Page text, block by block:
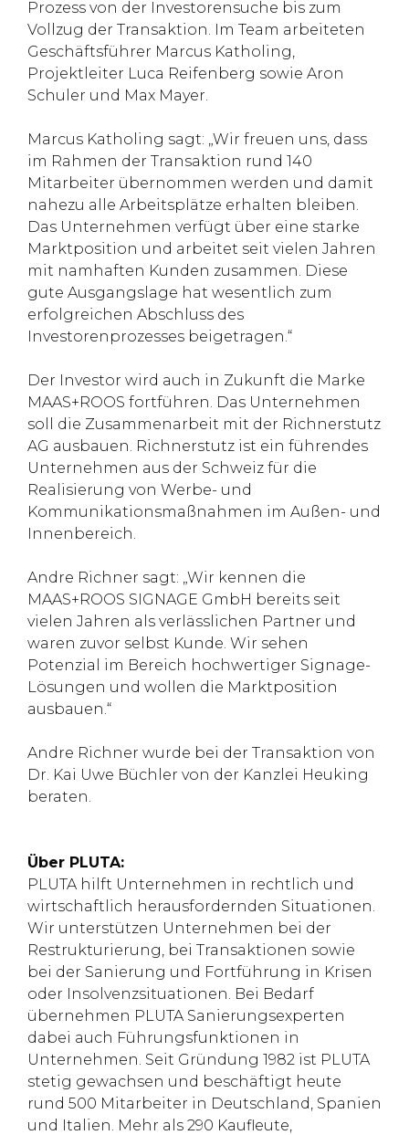
Prozess von der Investorensuche bis zum
Vollzug der Transaktion. Im Team arbeiteten
Geschäftsführer Marcus Katholing,
Projektleiter Luca Reifenberg sowie Aron
Schuler und Max Mayer.
Marcus Katholing sagt: „Wir freuen uns, dass
im Rahmen der Transaktion rund 140
Mitarbeiter übernommen werden und damit
nahezu alle Arbeitsplätze erhalten bleiben.
Das Unternehmen verfügt über eine starke
Marktposition und arbeitet seit vielen Jahren
mit namhaften Kunden zusammen. Diese
gute Ausgangslage hat wesentlich zum
erfolgreichen Abschluss des
Investorenprozesses beigetragen.“
Der Investor wird auch in Zukunft die Marke
MAAS+ROOS fortführen. Das Unternehmen
soll die Zusammenarbeit mit der Richnerstutz
AG ausbauen. Richnerstutz ist ein führendes
Unternehmen aus der Schweiz für die
Realisierung von Werbe- und
Kommunikationsmaßnahmen im Außen- und
Innenbereich.
Andre Richner sagt: „Wir kennen die
MAAS+ROOS SIGNAGE GmbH bereits seit
vielen Jahren als verlässlichen Partner und
waren zuvor selbst Kunde. Wir sehen
Potenzial im Bereich hochwertiger Signage-
Lösungen und wollen die Marktposition
ausbauen.“
Andre Richner wurde bei der Transaktion von
Dr. Kai Uwe Büchler von der Kanzlei Heuking
beraten.
Über PLUTA:
PLUTA hilft Unternehmen in rechtlich und
wirtschaftlich herausfordernden Situationen.
Wir unterstützen Unternehmen bei der
Restrukturierung, bei Transaktionen sowie
bei der Sanierung und Fortführung in Krisen
oder Insolvenzsituationen. Bei Bedarf
übernehmen PLUTA Sanierungsexperten
dabei auch Führungsfunktionen in
Unternehmen. Seit Gründung 1982 ist PLUTA
stetig gewachsen und beschäftigt heute
rund 500 Mitarbeiter in Deutschland, Spanien
und Italien. Mehr als 290 Kaufleute,